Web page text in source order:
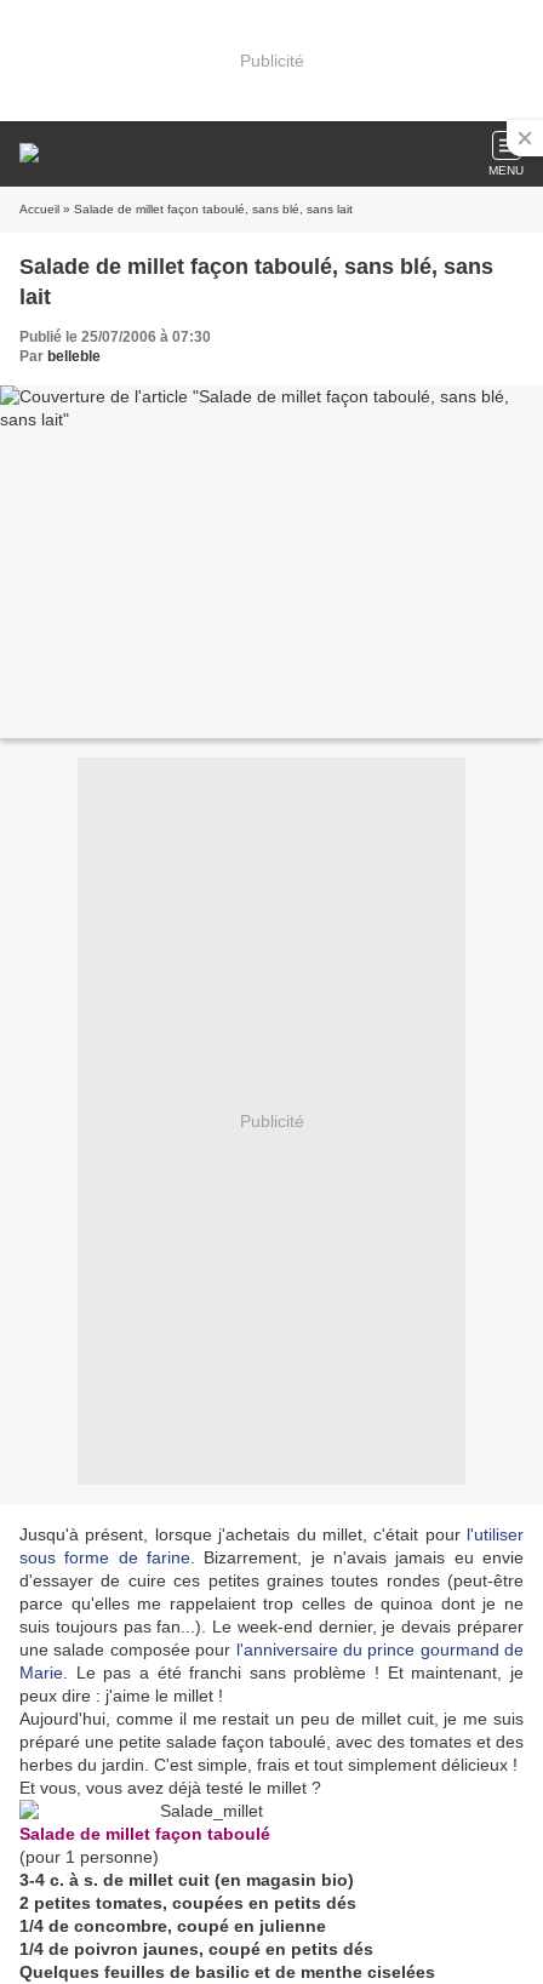
Publicité
MENU
Accueil » Salade de millet façon taboulé, sans blé, sans lait
Salade de millet façon taboulé, sans blé, sans
lait
Publié le 25/07/2006 à 07:30
Par belleble
Publicité
Jusqu'à présent, lorsque j'achetais du millet, c'était pour l'utiliser
sous forme de farine . Bizarrement, je n'avais jamais eu envie
d'essayer de cuire ces petites graines toutes rondes (peut-être
parce qu'elles me rappelaient trop celles de quinoa dont je ne
suis toujours pas fan...). Le week-end dernier, je devais préparer
une salade composée pour l'anniversaire du prince gourmand de
Marie . Le pas a été franchi sans problème ! Et maintenant, je
peux dire : j'aime le millet !
Aujourd'hui, comme il me restait un peu de millet cuit, je me suis
préparé une petite salade façon taboulé, avec des tomates et des
herbes du jardin. C'est simple, frais et tout simplement délicieux !
Et vous, vous avez déjà testé le millet ?
Salade de millet façon taboulé
(pour 1 personne)
3-4 c. à s. de millet cuit (en magasin bio)
2 petites tomates, coupées en petits dés
1/4 de concombre, coupé en julienne
1/4 de poivron jaunes, coupé en petits dés
Quelques feuilles de basilic et de menthe ciselées